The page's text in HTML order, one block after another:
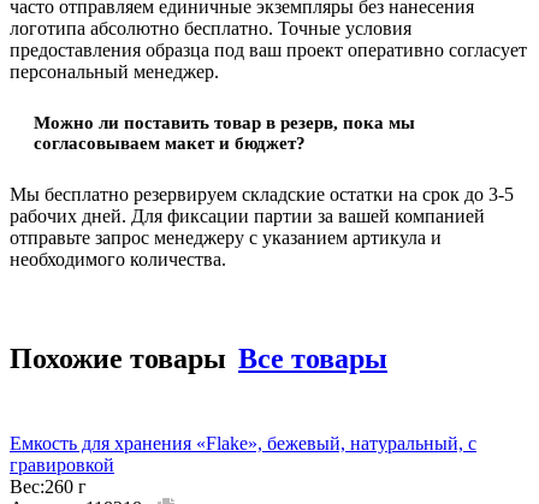
часто отправляем единичные экземпляры без нанесения
логотипа абсолютно бесплатно. Точные условия
предоставления образца под ваш проект оперативно согласует
персональный менеджер.
Можно ли поставить товар в резерв, пока мы
согласовываем макет и бюджет?
Мы бесплатно резервируем складские остатки на срок до 3-5
рабочих дней. Для фиксации партии за вашей компанией
отправьте запрос менеджеру с указанием артикула и
необходимого количества.
Похожие товары Все товары
Eмкость для хранения «Flake», бежевый, натуральный, с
гравировкой
Вес:260 г